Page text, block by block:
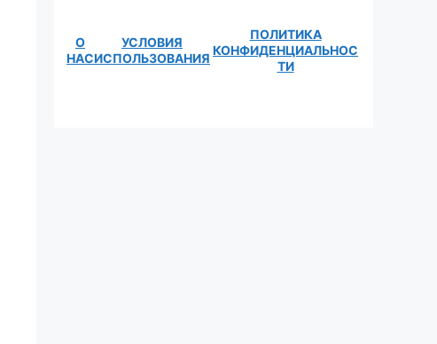
О
НАС
УСЛОВИЯ
ИСПОЛЬЗОВАНИЯ
ПОЛИТИКА
КОНФИДЕНЦИАЛЬНОС
ТИ